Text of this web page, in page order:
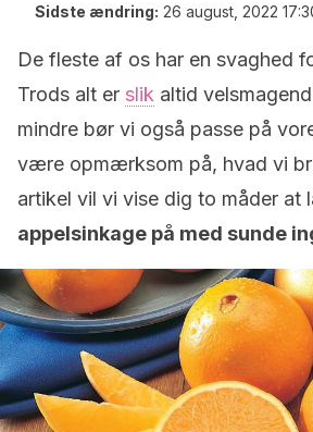
Sidste ændring: 26 august, 2022
De fleste af os har en svaghed
Trods alt er slik altid
mindre bør vi også passe på
være opmærksom på, hvad vi
artikel vil vi vise dig to måder at
appelsinkage på med sunde